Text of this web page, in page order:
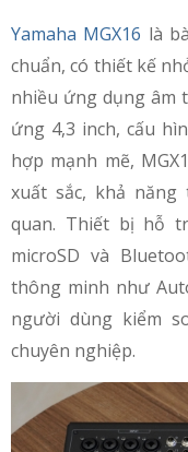
Yamaha MGX16 là
chuẩn, có thiết kế
nhiều ứng dụng âm
ứng 4,3 inch, cấu
hợp mạnh mẽ,
xuất sắc, khả
quan. Thiết bị hỗ
microSD và
thông minh như
người dùng kiểm
chuyên nghiệp.